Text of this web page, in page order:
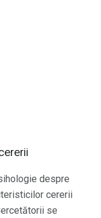
despre
cererii
se